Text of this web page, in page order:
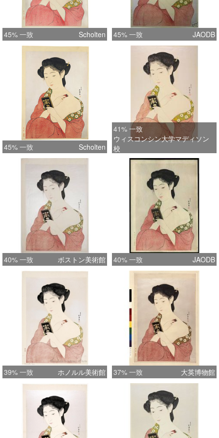
45% 一致 Scholten 45% 一致 JAODB
45% 一致 Scholten
41% 一致
ウィスコンシン大学マディソン
校
40% 一致 ボストン美術館 40% 一致 JAODB
39% 一致 ホノルル美術館 37% 一致 大英博物館